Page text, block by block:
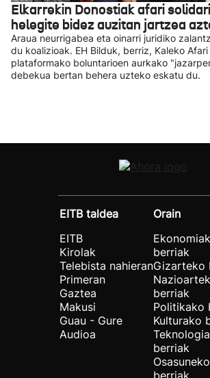
Elkarrekin Donostiak afari
helegite bidez auzitan jartzea
Araua neurrigabea eta oinarri juridiko
du koalizioak. EH Bilduk, berriz, Kaleko
plataformako boluntarioen aurkako
debekua bertan behera uzteko eskatu du.
EITB taldea
EITB
Kirolak
Telebista nahieran
Primeran
Gaztea
Makusi
Guau - Gure
Audioa
Orain
berriak
Gizarteko
berriak
Politikako
Kulturako
berriak
Osasuneko
berriak